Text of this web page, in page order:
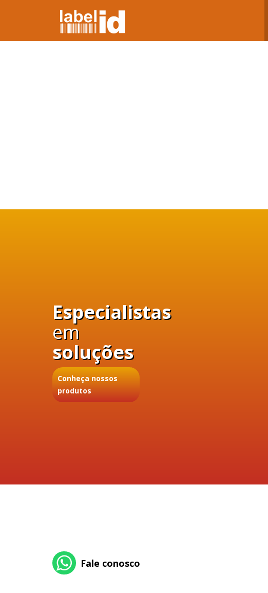
Especialistas
em
soluções
Conheça nossos
produtos
Fale conosco